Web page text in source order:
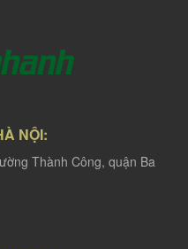
NỘI:
Thành Công, quận Ba